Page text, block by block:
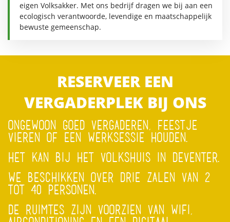
eigen Volksakker. Met ons bedrijf dragen we bij aan een
ecologisch verantwoorde, levendige en maatschappelijk
bewuste gemeenschap.
RESERVEER EEN
VERGADERPLEK BIJ ONS
ONGEWOON GOED VERGADEREN, FEESTJE
VIEREN OF EEN WERKSESSIE HOUDEN.
HET KAN BIJ HET VOLKSHUIS IN DEVENTER.
WE BESCHIKKEN OVER DRIE ZALEN VAN 2
TOT 40 PERSONEN.
DE RUIMTES ZIJN VOORZIEN VAN WIFI,